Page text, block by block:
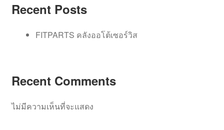
Recent Posts
FITPARTS คลังออโต้เซอร์วิส
Recent Comments
ไม่มีความเห็นที่จะแสดง